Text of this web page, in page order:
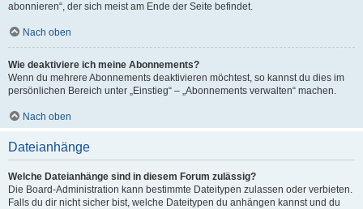
abonnieren“, der sich meist am Ende der Seite befindet.
Nach oben
Wie deaktiviere ich meine Abonnements?
Wenn du mehrere Abonnements deaktivieren möchtest, so kannst du dies im
persönlichen Bereich unter „Einstieg“ – „Abonnements verwalten“ machen.
Nach oben
Dateianhänge
Welche Dateianhänge sind in diesem Forum zulässig?
Die Board-Administration kann bestimmte Dateitypen zulassen oder verbieten.
Falls du dir nicht sicher bist, welche Dateitypen du anhängen kannst und du